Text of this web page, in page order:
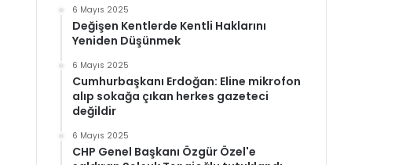
6 Mayıs 2025
Değişen Kentlerde Kentli Haklarını
Yeniden Düşünmek
6 Mayıs 2025
Cumhurbaşkanı Erdoğan: Eline mikrofon
alıp sokağa çıkan herkes gazeteci
değildir
6 Mayıs 2025
CHP Genel Başkanı Özgür Özel'e